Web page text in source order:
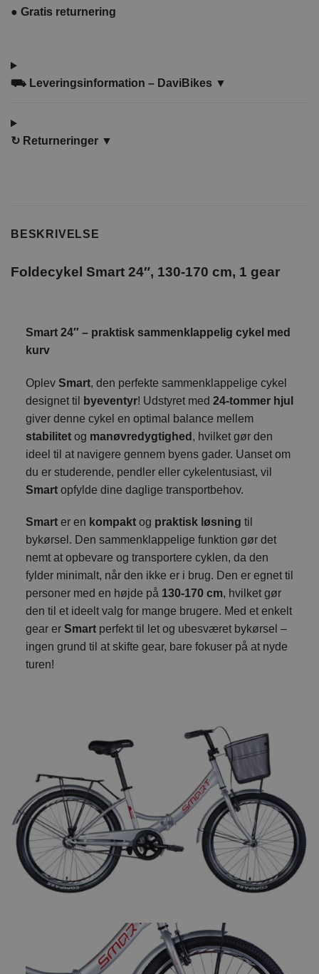
● Gratis returnering
⛟ Leveringsinformation – DaviBikes ▼
↻ Returneringer ▼
BESKRIVELSE
Foldecykel Smart 24″, 130-170 cm, 1 gear
Smart 24″ – praktisk sammenklappelig cykel med
kurv
Oplev Smart, den perfekte sammenklappelige cykel
designet til
byeventyr! Udstyret med 24-tommer hjul
giver denne cykel en optimal balance mellem
stabilitetog manøvredygtighed , hvilket gør den
ideel til at navigere gennem byens gader. Uanset om
du er studerende, pendler eller cykelentusiast, vil
Smartopfylde dine daglige transportbehov.
Smarter en kompaktog praktisk løsning til
bykørsel. Den sammenklappelige funktion gør det
nemt at opbevare og transportere cyklen, da den
fylder minimalt, når den ikke er i brug. Den er egnet til
personer med en højde på 130-170 cm, hvilket gør
den til et ideelt valg for mange brugere. Med et enkelt
gear er Smartperfekt til let og ubesværet bykørsel –
ingen grund til at skifte gear, bare fokuser på at nyde
turen!